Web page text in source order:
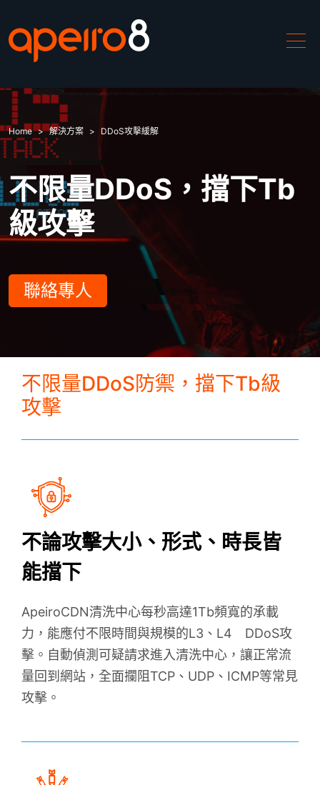
解決方案
中國加速
DDoS攻擊緩解
WAF防禦
SOC託管
全球加速
關於我們
網站加速指南
WAF 規則實戰攻略
Home 解決方案 DDoS攻擊緩解
不限量DDoS，擋下Tb
級攻擊
聯絡專人
不限量DDoS防禦，擋下Tb級
攻擊
不論攻擊大小、形式、時長皆
能擋下
ApeiroCDN清洗中心每秒高達1Tb頻寬的承載
力，能應付不限時間與規模的L3、L4 DDoS攻
擊。自動偵測可疑請求進入清洗中心，讓正常流
量回到網站，全面攔阻TCP、UDP、ICMP等常見
攻擊。